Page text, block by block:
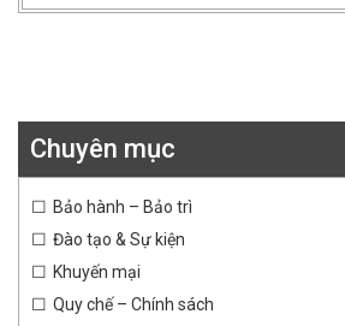
Chuyên mục
Bảo hành – Bảo trì
Đào tạo & Sự kiện
Khuyến mại
Quy chế – Chính sách